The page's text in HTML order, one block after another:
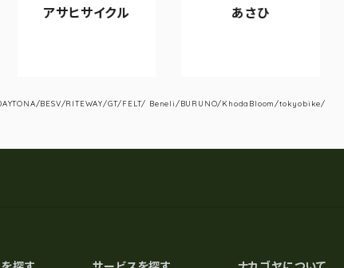
ヒサイクル
BESV/RITEWAY/GT/FELT/ Beneli/BURUNO/KhodaBloom/tokyobike/